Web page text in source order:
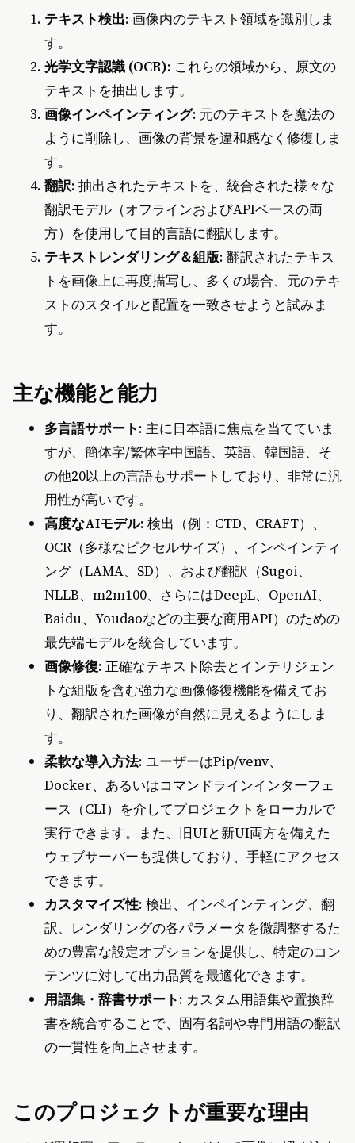
テキスト検出: 画像内のテキスト領域を識別しま
す。
光学文字認識 (OCR): これらの領域から、原文の
テキストを抽出します。
画像インペインティング: 元のテキストを魔法の
ように削除し、画像の背景を違和感なく修復しま
す。
翻訳: 抽出されたテキストを、統合された様々な
翻訳モデル（オフラインおよびAPIベースの両
方）を使用して目的言語に翻訳します。
テキストレンダリング＆組版: 翻訳されたテキス
トを画像上に再度描写し、多くの場合、元のテキ
ストのスタイルと配置を一致させようと試みま
す。
主な機能と能力
多言語サポート: 主に日本語に焦点を当てていま
すが、簡体字/繁体字中国語、英語、韓国語、そ
の他20以上の言語もサポートしており、非常に汎
用性が高いです。
高度なAIモデル: 検出（例：CTD、CRAFT）、
OCR（多様なピクセルサイズ）、インペインティ
ング（LAMA、SD）、および翻訳（Sugoi、
NLLB、m2m100、さらにはDeepL、OpenAI、
Baidu、Youdaoなどの主要な商用API）のための
最先端モデルを統合しています。
画像修復: 正確なテキスト除去とインテリジェン
トな組版を含む強力な画像修復機能を備えてお
り、翻訳された画像が自然に見えるようにしま
す。
柔軟な導入方法: ユーザーはPip/venv、
Docker、あるいはコマンドラインインターフェ
ース（CLI）を介してプロジェクトをローカルで
実行できます。また、旧UIと新UI両方を備えた
ウェブサーバーも提供しており、手軽にアクセス
できます。
カスタマイズ性: 検出、インペインティング、翻
訳、レンダリングの各パラメータを微調整するた
めの豊富な設定オプションを提供し、特定のコン
テンツに対して出力品質を最適化できます。
用語集・辞書サポート: カスタム用語集や置換辞
書を統合することで、固有名詞や専門用語の翻訳
の一貫性を向上させます。
このプロジェクトが重要な理由